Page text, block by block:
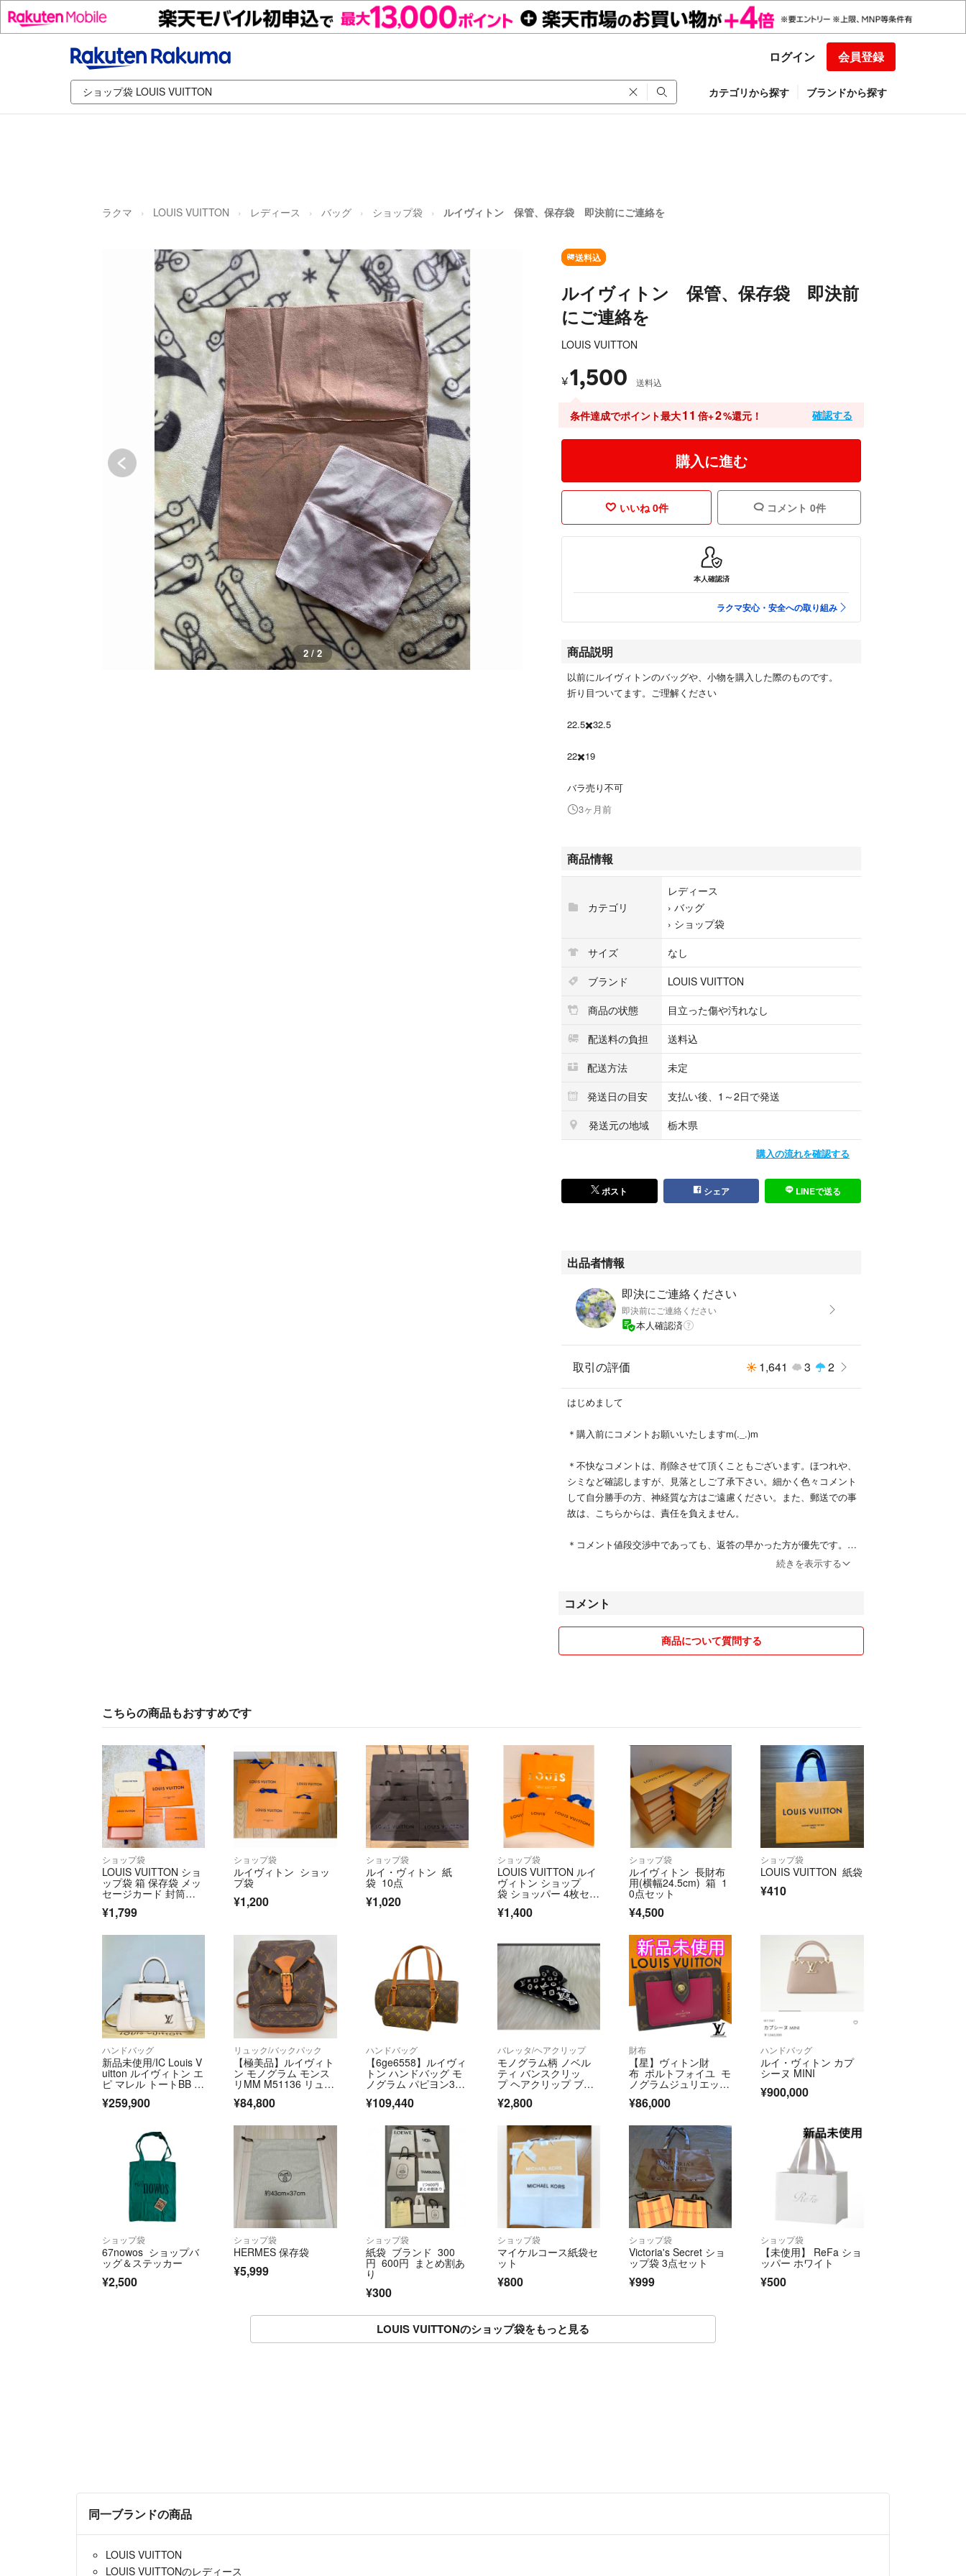
ログイン 会員登録
カテゴリから探す ブランドから探す
ラクマ LOUIS VUITTON レディース バッグ ショップ袋 ルイヴィトン 保管、保存袋 即決前にご連絡を
2 / 2
送料込
ルイヴィトン 保管、保存袋 即決前
にご連絡を
LOUIS VUITTON
¥1,500 送料込
条件達成でポイント最大11 倍+2%還元！ 確認する
購入に進む
いいね 0件 コメント 0件
本人確認済
ラクマ安心・安全への取り組み
商品説明
以前にルイヴィトンのバッグや、小物を購入した際のものです。
折り目ついてます。ご理解ください
22.5✖️32.5
22✖️19
バラ売り不可
3ヶ月前
商品情報
カテゴリ
レディース
› バッグ
› ショップ袋
サイズ
なし
ブランド
LOUIS VUITTON
商品の状態
目立った傷や汚れなし
配送料の負担
送料込
配送方法
未定
発送日の目安
支払い後、1～2日で発送
発送元の地域
栃木県
購入の流れを確認する
ポスト シェア LINEで送る
出品者情報
即決にご連絡ください
即決前にご連絡ください
本人確認済
取引の評価 1,641 3 2
はじめまして
＊購入前にコメントお願いいたしますm(._.)m
＊不快なコメントは、削除させて頂くこともございます。ほつれや、
シミなど確認しますが、見落としご了承下さい。細かく色々コメント
して自分勝手の方、神経質な方はご遠慮ください。また、郵送での事
故は、こちらからは、責任を負えません。
＊コメント値段交渉中であっても、返答の早かった方が優先です。取
よろしくお願い致します^_^
続きを表示する
コメント
商品について質問する
こちらの商品もおすすめです
ショップ袋
LOUIS VUITTON ショ
ップ袋 箱 保存袋 メッ
セージカード 封筒セ
¥1,799
ショップ袋
ルイヴィトン ショッ
プ袋
¥1,200
ショップ袋
ルイ・ヴィトン 紙
袋 10点
¥1,020
ショップ袋
LOUIS VUITTON ルイ
ヴィトン ショップ
袋 ショッパー 4枚セッ
¥1,400
ショップ袋
ルイヴィトン 長財布
用(横幅24.5cm) 箱 1
0点セット
¥4,500
ショップ袋
LOUIS VUITTON 紙袋
¥410
ハンドバッグ
新品未使用/IC Louis V
uitton ルイヴィトン エ
ピ マレル トートBB M
20520 ベージュ ハン
ドバッグ
¥259,900
リュック/バックパック
【極美品】ルイヴィト
ン モノグラム モンス
リMM M51136 リュッ
ク
¥84,800
ハンドバッグ
【6ge6558】ルイヴィ
トン ハンドバッグ モ
ノグラム パピヨン3
0 M51385 ブラウン
【中古】レディース
¥109,440
バレッタ/ヘアクリップ
モノグラム柄 ノベル
ティ バンスクリッ
プ ヘアクリップ ブラ
ック ヘアアクセサリ
ー LV
¥2,800
財布
【星】ヴィトン財
布 ポルトフォイユ モ
ノグラムジュリエッ
ト フューシャ
¥86,000
ハンドバッグ
ルイ・ヴィトン カプ
シーヌ MINI
¥900,000
ショップ袋
67nowos ショップバ
ッグ＆ステッカー
¥2,500
ショップ袋
HERMES 保存袋
¥5,999
ショップ袋
紙袋 ブランド 300
円 600円 まとめ割あ
り
¥300
ショップ袋
マイケルコース紙袋セ
ット
¥800
ショップ袋
Victoria's Secret ショ
ップ袋 3点セット
¥999
ショップ袋
【未使用】 ReFa ショ
ッパー ホワイト
¥500
LOUIS VUITTONのショップ袋をもっと見る
同一ブランドの商品
LOUIS VUITTON
LOUIS VUITTONのレディース